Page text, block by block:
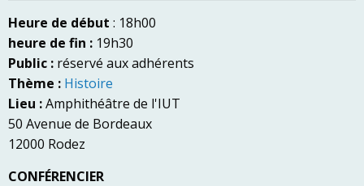
Heure de début : 18h00
heure de fin : 19h30
Public : réservé aux adhérents
Thème : Histoire
Lieu :Amphithéâtre de l'IUT
50 Avenue de Bordeaux
12000 Rodez
CONFÉRENCIER